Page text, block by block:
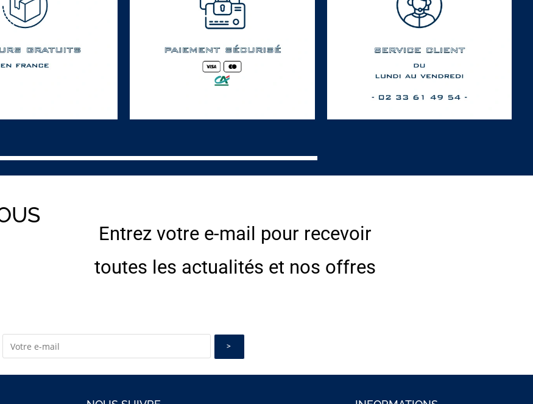
Entrez votre e-mail pour recevoir
toutes les actualités et nos offres